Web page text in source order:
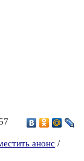
анонс /